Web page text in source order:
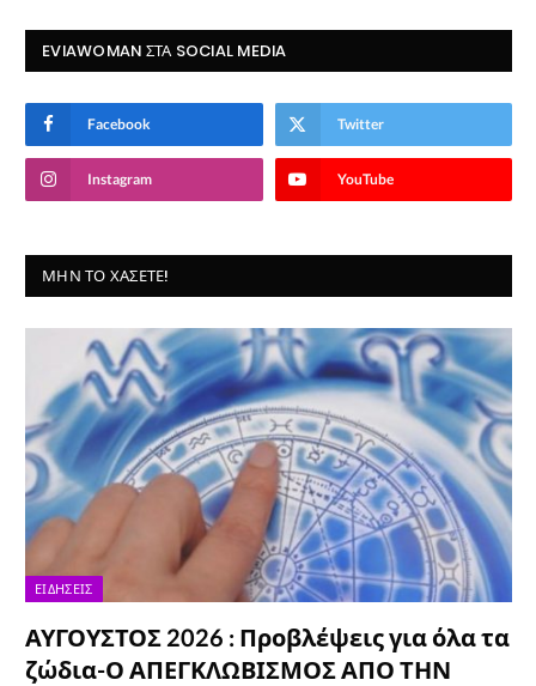
EVIAWOMAN ΣΤΑ SOCIAL MEDIA
Facebook Twitter
Instagram YouTube
ΜΗΝ ΤΟ ΧΆΣΕΤΕ!
ΕΙΔΉΣΕΙΣ
ΑΥΓΟΥΣΤΟΣ 2026 : Προβλέψεις για όλα τα
ζώδια-Ο ΑΠΕΓΚΛΩΒΙΣΜΟΣ ΑΠΟ ΤΗΝ